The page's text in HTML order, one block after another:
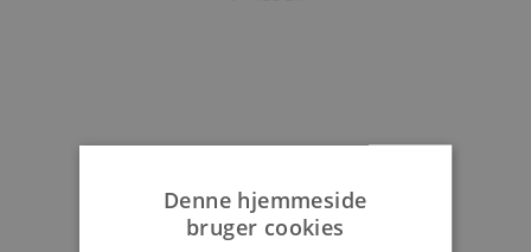
Denne hjemmeside
bruger cookies